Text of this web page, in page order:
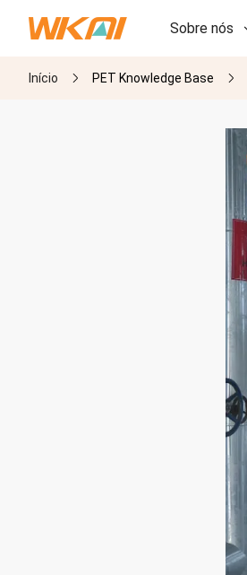
Sobre nós
P&D
Início PET Knowledge Base